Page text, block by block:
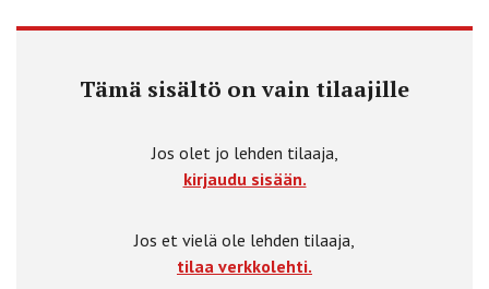
Tämä sisältö on vain tilaajille
Jos olet jo lehden tilaaja,
kirjaudu sisään.
Jos et vielä ole lehden tilaaja,
tilaa verkkolehti.